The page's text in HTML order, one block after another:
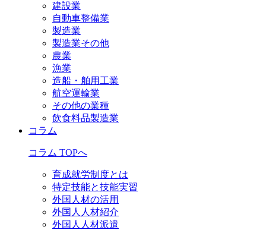
建設業
自動車整備業
製造業
製造業その他
農業
漁業
造船・舶用工業
航空運輸業
その他の業種
飲食料品製造業
コラム
コラム TOPへ
育成就労制度とは
特定技能と技能実習
外国人材の活用
外国人人材紹介
外国人人材派遣